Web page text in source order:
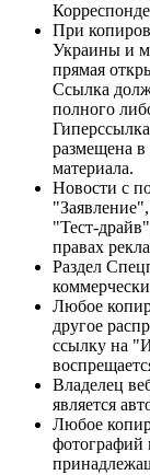
При
Украины и
прямая
Ссылка
полного
размещена в
материала.
Новости с
"Тест-
правах
Раздел
Любое
другое
ссылку на
Владелец
является
Любое
фотографий